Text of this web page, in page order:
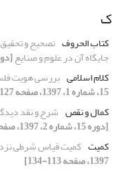
ک
کتاب الحروف تصحیح و تحقیق
جایگاه آن در علوم و صنایع[دوره 15، شماره
کلام اسلامی بررسی هویت
15، شماره 1، 1397، صفحه 127-150]
کمال و نقص شرح و نقد
[دوره 15، شماره 2، 1397، صفحه 25-38]
کمیت کمیت قیاس شرطی
1397، صفحه 113-134]